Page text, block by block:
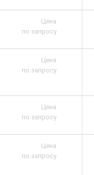
Цена
по запросу
Цена
по запросу
Цена
по запросу
Цена
по запросу